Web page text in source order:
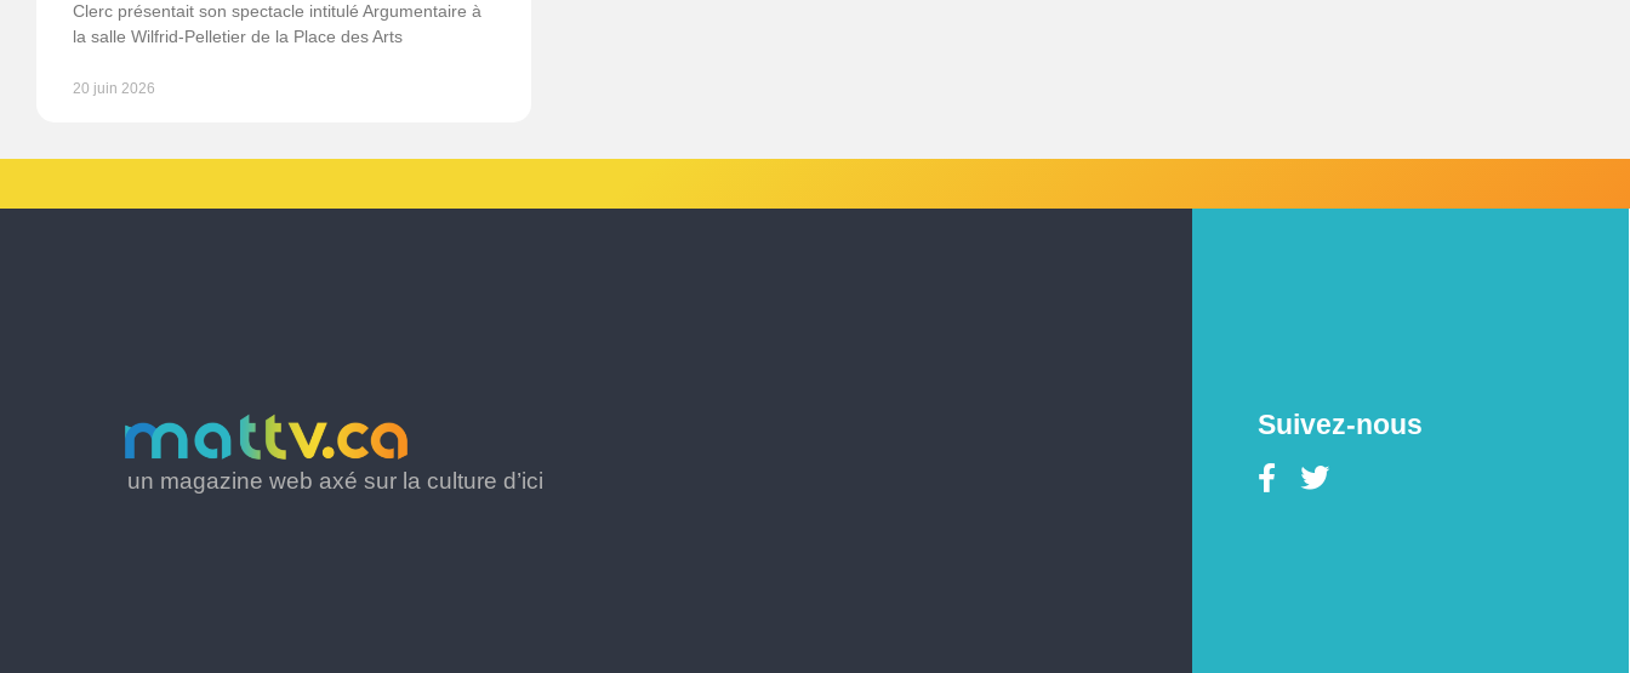
Clerc présentait son spectacle intitulé Argumentaire à
la salle Wilfrid-Pelletier de la Place des Arts
20 juin 2026
un magazine web axé sur la culture d’ici
Suivez-nous